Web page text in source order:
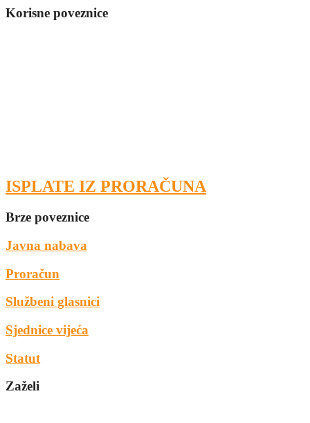
Korisne poveznice
ISPLATE IZ PRORAČUNA
Brze poveznice
Javna nabava
Proračun
Službeni glasnici
Sjednice vijeća
Statut
Zaželi